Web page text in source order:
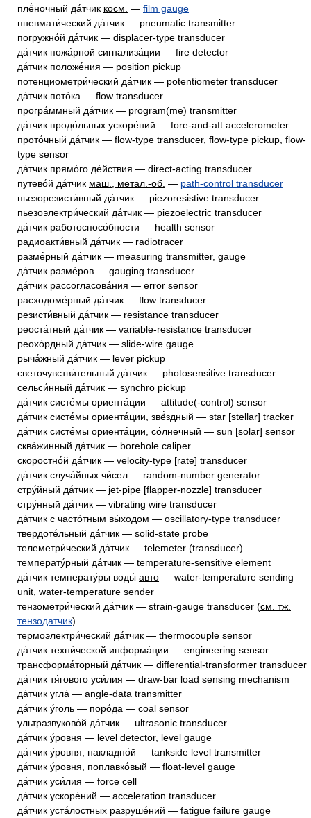
плё́ночный да́тчик косм. — film gauge
пневмати́ческий да́тчик — pneumatic transmitter
погружно́й да́тчик — displacer-type transducer
да́тчик пожа́рной сигнализа́ции — fire detector
да́тчик положе́ния — position pickup
потенциометри́ческий да́тчик — potentiometer transducer
да́тчик пото́ка — flow transducer
програ́ммный да́тчик — program(me) transmitter
да́тчик продо́льных ускоре́ний — fore-and-aft accelerometer
прото́чный да́тчик — flow-type transducer, flow-type pickup, flow-
type sensor
да́тчик прямо́го де́йствия — direct-acting transducer
путево́й да́тчик маш., метал.-об. — path-control transducer
пьезорезисти́вный да́тчик — piezoresistive transducer
пьезоэлектри́ческий да́тчик — piezoelectric transducer
да́тчик работоспосо́бности — health sensor
радиоакти́вный да́тчик — radiotracer
разме́рный да́тчик — measuring transmitter, gauge
да́тчик разме́ров — gauging transducer
да́тчик рассогласова́ния — error sensor
расходоме́рный да́тчик — flow transducer
резисти́вный да́тчик — resistance transducer
реоста́тный да́тчик — variable-resistance transducer
реохо́рдный да́тчик — slide-wire gauge
рыча́жный да́тчик — lever pickup
светочувстви́тельный да́тчик — photosensitive transducer
сельси́нный да́тчик — synchro pickup
да́тчик систе́мы ориента́ции — attitude(-control) sensor
да́тчик систе́мы ориента́ции, звё́здный — star [stellar] tracker
да́тчик систе́мы ориента́ции, со́лнечный — sun [solar] sensor
сква́жинный да́тчик — borehole caliper
скоростно́й да́тчик — velocity-type [rate] transducer
да́тчик случа́йных чи́сел — random-number generator
стру́йный да́тчик — jet-pipe [flapper-nozzle] transducer
стру́нный да́тчик — vibrating wire transducer
да́тчик с часто́тным вы́ходом — oscillatory-type transducer
твердоте́льный да́тчик — solid-state probe
телеметри́ческий да́тчик — telemeter (transducer)
температу́рный да́тчик — temperature-sensitive element
да́тчик температу́ры воды́ авто — water-temperature sending
unit, water-temperature sender
тензометри́ческий да́тчик — strain-gauge transducer (см. тж.
тензодатчик)
термоэлектри́ческий да́тчик — thermocouple sensor
да́тчик техни́ческой информа́ции — engineering sensor
трансформа́торный да́тчик — differential-transformer transducer
да́тчик тя́гового уси́лия — draw-bar load sensing mechanism
да́тчик угла́ — angle-data transmitter
да́тчик у́голь — поро́да — coal sensor
ультразвуково́й да́тчик — ultrasonic transducer
да́тчик у́ровня — level detector, level gauge
да́тчик у́ровня, накладно́й — tankside level transmitter
да́тчик у́ровня, поплавко́вый — float-level gauge
да́тчик уси́лия — force cell
да́тчик ускоре́ний — acceleration transducer
да́тчик уста́лостных разруше́ний — fatigue failure gauge